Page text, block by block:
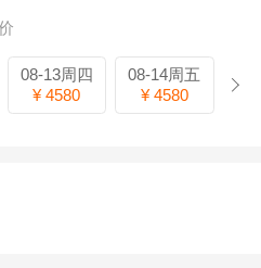
08-13周四
¥ 4580
08-14周五
¥ 4580